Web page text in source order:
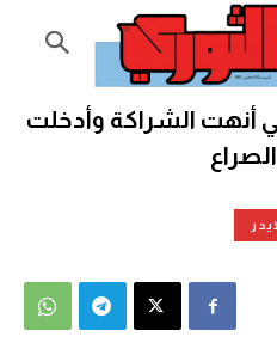
التي أنهت الشراكة وأدخلت